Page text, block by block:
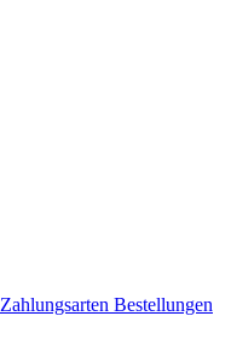
Zahlungsarten Bestellungen